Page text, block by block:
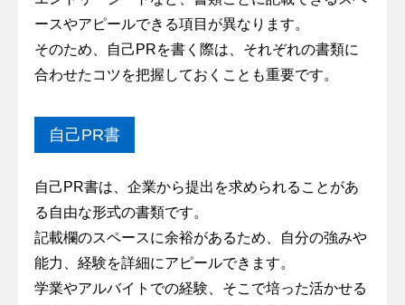
ースやアピールできる項目が異なります。
そのため、自己PRを書く際は、それぞれの書類に
合わせたコツを把握しておくことも重要です。
自己PR書
自己PR書は、企業から提出を求められることがあ
る自由な形式の書類です。
記載欄のスペースに余裕があるため、自分の強みや
能力、経験を詳細にアピールできます。
学業やアルバイトでの経験、そこで培った活かせる